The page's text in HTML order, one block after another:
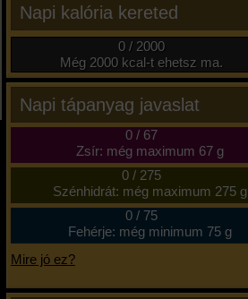
Napi kalória kereted
0 / 2000
Még 2000 kcal-t ehetsz ma.
Napi tápanyag javaslat
0/ 67
Zsír: még maximum 67 g
0/ 275
Szénhidrát: még maximum 275 g
0/ 75
Fehérje: még minimum 75 g
Mire jó ez?